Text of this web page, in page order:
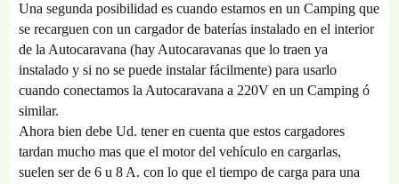
Una segunda posibilidad es cuando estamos en un Camping que
se recarguen con un cargador de baterías instalado en el interior
de la Autocaravana (hay Autocaravanas que lo traen ya
instalado y si no se puede instalar fácilmente) para usarlo
cuando conectamos la Autocaravana a 220V en un Camping ó
similar.
Ahora bien debe Ud. tener en cuenta que estos cargadores
tardan mucho mas que el motor del vehículo en cargarlas,
suelen ser de 6 u 8 A. con lo que el tiempo de carga para una